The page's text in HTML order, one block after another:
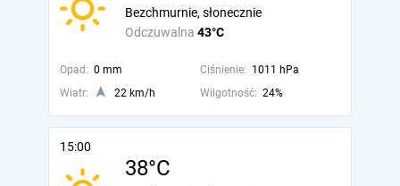
Odczuwalna 43°C
Bezchmurnie, słonecznie
Opad: 0 mm Ciśnienie: 1011 hPa
Wiatr:
22 km/h Wilgotność: 24%
15:00
38°C